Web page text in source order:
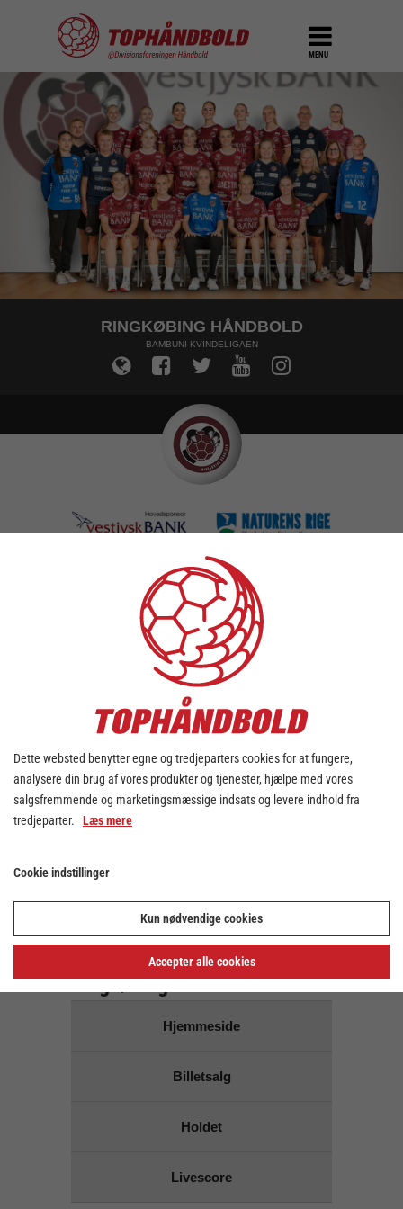
MENU
RINGKØBING HÅNDBOLD
BAMBUNI KVINDELIGAEN
TILFØJ KAMPE TIL DIN KALENDER
DOWNLOAD KALENDER
mandag - 15. juli
Der er ingen kampe på den
dato
Ringkøbing Håndbold
Hjemmeside
Billetsalg
Holdet
Livescore
Dette websted benytter egne og tredjeparters cookies for at fungere,
analysere din brug af vores produkter og tjenester, hjælpe med vores
salgsfremmende og marketingsmæssige indsats og levere indhold fra
tredjeparter. Læs mere
Cookie indstillinger
Kun nødvendige cookies
Accepter alle cookies